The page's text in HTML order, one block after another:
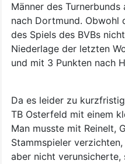
Männer des
nach Dortmund. Obwohl
des Spiels des BVBs
Niederlage der letzten
und mit 3 Punkten nach
Da es leider zu
TB Osterfeld mit einem
Man musste mit Reinelt,
Stammspieler
aber nicht